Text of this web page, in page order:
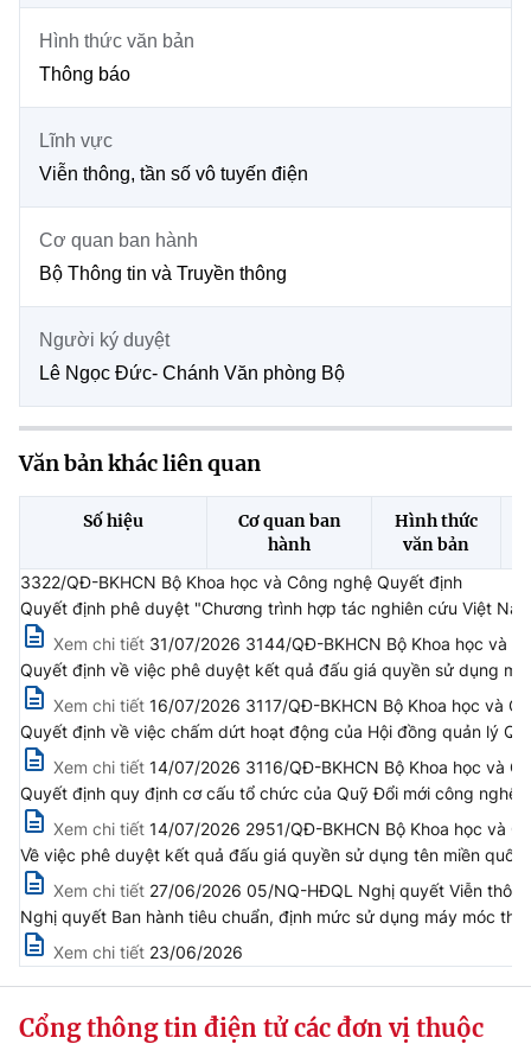
Năng lượng nguyên tử
Nhiệm vụ trọng tâm
Vietnamese
BỘ KHOA HỌC VÀ CÔNG NGHỆ
MINISTRY OF SCIENCE AND TECHNOLOGY
Điều khoản sử dụng
Cơ quan chủ quản: Bộ Khoa học và Công nghệ (MST)
Giám đốc Trung tâm Truyền thông Khoa học và Công nghệ.
Địa chỉ: Ban Biên tập Cổng TTĐT - 18 Nguyễn Du, TP. Hà Nội
Email:stc@mst.gov.vn
©2026 Bản quyền thuộc Bộ Khoa Học và Công Nghệ
(Ghi rõ nguồn "https://mst.gov.vn" khi phát hành lại thông tin từ
website này)
Hình thức văn bản
Thông báo
Lĩnh vực
Viễn thông, tần số vô tuyến điện
Cơ quan ban hành
Bộ Thông tin và Truyền thông
Người ký duyệt
Lê Ngọc Đức- Chánh Văn phòng Bộ
Văn bản khác liên quan
Số hiệu
Cơ quan ban
hành
Hình thức
văn bản
3322/QĐ-BKHCN Bộ Khoa học và Công nghệ Quyết định
Quyết định phê duyệt "Chương trình hợp tác nghiên cứu Việt
Xem chi tiết 31/07/2026 3144/QĐ-BKHCN Bộ Khoa học và
Quyết định về việc phê duyệt kết quả đấu giá quyền sử dụng
Xem chi tiết 16/07/2026 3117/QĐ-BKHCN Bộ Khoa học và
Quyết định về việc chấm dứt hoạt động của Hội đồng quản lý
Xem chi tiết 14/07/2026 3116/QĐ-BKHCN Bộ Khoa học và
Quyết định quy định cơ cấu tổ chức của Quỹ Đổi mới công nghệ
Xem chi tiết 14/07/2026 2951/QĐ-BKHCN Bộ Khoa học và
Về việc phê duyệt kết quả đấu giá quyền sử dụng tên miền quốc
Xem chi tiết 27/06/2026 05/NQ-HĐQL Nghị quyết Viễn
Nghị quyết Ban hành tiêu chuẩn, định mức sử dụng máy móc
Xem chi tiết 23/06/2026
Cổng thông tin điện tử các đơn vị thuộc